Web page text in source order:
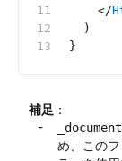
    </
  )
}
補足 ：
_document
め、この